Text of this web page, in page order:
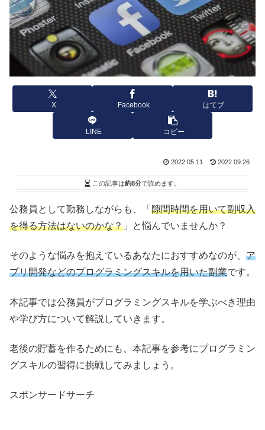
X Facebook はてブ
LINE コピー
2022.05.11 2022.09.26
この記事は約8分で読めます。
公務員として勤務しながらも、「 隙間時間を用いて副収入
を得る方法はないのかな？ 」と悩んでいませんか？
そのような悩みを抱えているあなたにおすすめなのが、 ア
プリ開発などのプログラミングスキルを用いた副業です。
本記事では公務員がプログラミングスキルを学ぶべき理由
や学び方について解説していきます。
老後の貯蓄を作るためにも、本記事を参考にプログラミン
グスキルの習得に挑戦してみましょう。
スポンサードサーチ